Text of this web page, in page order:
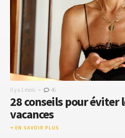
Il y a 1 mois - 46
28 conseils pour éviter
vacances
EN SAVOIR PLUS